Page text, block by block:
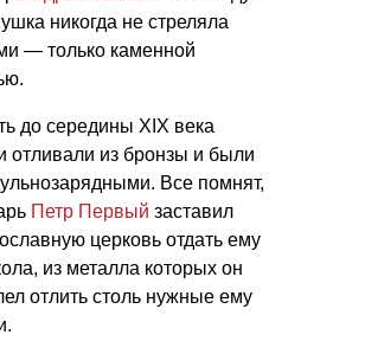
никогда не стреляла
— только каменной
до середины XIX века
отливали из бронзы и были
Все помнят,
Петр Первый заставил
церковь отдать ему
из металла которых он
отлить столь нужные ему